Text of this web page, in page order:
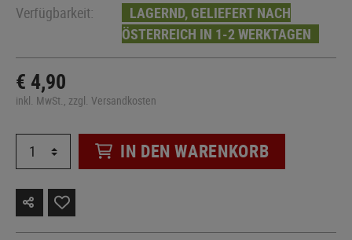
Verfügbarkeit:
LAGERND, GELIEFERT NACH
ÖSTERREICH IN 1-2 WERKTAGEN
€ 4,90
inkl. MwSt., zzgl. Versandkosten
IN DEN WARENKORB